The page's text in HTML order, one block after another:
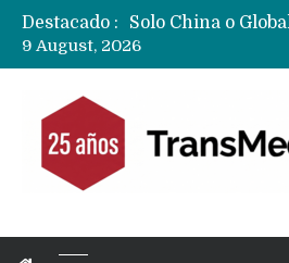
Destacado :
9 August, 2026